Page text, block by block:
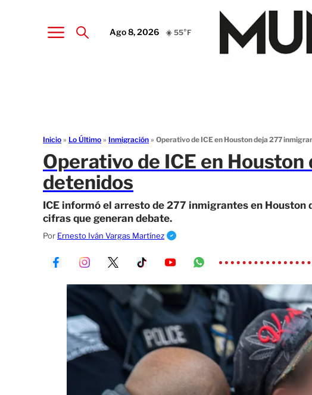
Ago 8, 2026 ☀️ 55°F
Inicio » Lo Último » Inmigración » Operativo de ICE en Houston deja 277
Operativo de ICE en
detenidos
ICE informó el arresto de 277 inmigrantes en
cifras que generan debate.
Por Ernesto Iván Vargas Martínez